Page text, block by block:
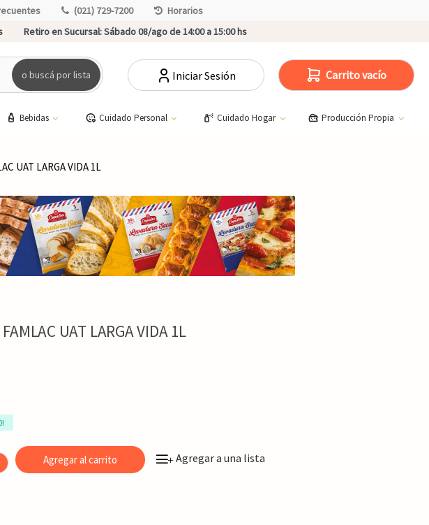
(021) 729-7200
Horarios
Retiro en Sucursal:Sábado 08/ago de 14:00 a 15:00 hs
o buscá por lista Iniciar Sesión Carrito vacío
Bebidas Cuidado Personal Cuidado Hogar Producción Propia
UAT LARGA VIDA 1L
UAT LARGA VIDA 1L
Agregar al carrito +Agregar a una lista